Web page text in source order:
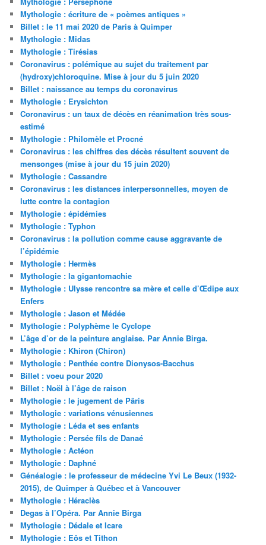
Mythologie : écriture de « poèmes antiques »
Billet : le 11 mai 2020 de Paris à Quimper
Mythologie : Midas
Mythologie : Tirésias
Coronavirus : polémique au sujet du traitement par
(hydroxy)chloroquine. Mise à jour du 5 juin 2020
Billet : naissance au temps du coronavirus
Mythologie : Erysichton
Coronavirus : un taux de décès en réanimation très sous-
estimé
Mythologie : Philomèle et Procné
Coronavirus : les chiffres des décès résultent souvent de
mensonges (mise à jour du 15 juin 2020)
Mythologie : Cassandre
Coronavirus : les distances interpersonnelles, moyen de
lutte contre la contagion
Mythologie : épidémies
Mythologie : Typhon
Coronavirus : la pollution comme cause aggravante de
l’épidémie
Mythologie : Hermès
Mythologie : la gigantomachie
Mythologie : Ulysse rencontre sa mère et celle d’Œdipe aux
Enfers
Mythologie : Jason et Médée
Mythologie : Polyphème le Cyclope
L’âge d’or de la peinture anglaise. Par Annie Birga.
Mythologie : Khiron (Chiron)
Mythologie : Penthée contre Dionysos-Bacchus
Billet : voeu pour 2020
Billet : Noël à l’âge de raison
Mythologie : le jugement de Pâris
Mythologie : variations vénusiennes
Mythologie : Léda et ses enfants
Mythologie : Persée fils de Danaé
Mythologie : Actéon
Mythologie : Daphné
Généalogie : le professeur de médecine Yvi Le Beux (1932-
2015), de Quimper à Québec et à Vancouver
Mythologie : Héraclès
Degas à l’Opéra. Par Annie Birga
Mythologie : Dédale et Icare
Mythologie : Eôs et Tithon